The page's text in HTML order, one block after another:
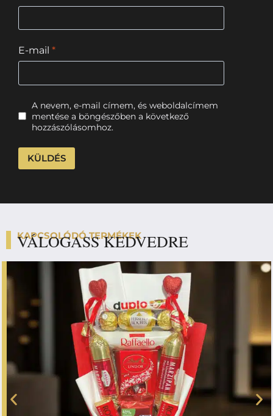
E-mail *
A nevem, e-mail címem, és weboldalcímem
mentése a böngészőben a következő
hozzászólásomhoz.
KAPCSOLÓDÓ TERMÉKEK
VÁLOGASS KEDVEDRE